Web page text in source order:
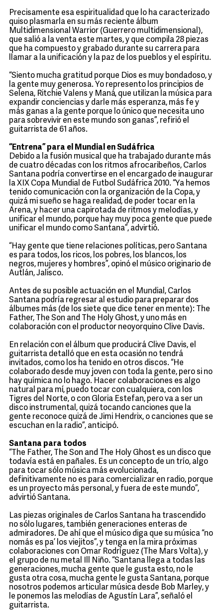
Precisamente esa espiritualidad que lo ha caracterizado
quiso plasmarla en su más reciente álbum
Multidimensional Warrior (Guerrero multidimensional),
que salió a la venta este martes, y que compila 28 piezas
que ha compuesto y grabado durante su carrera para
llamar a la unificación y la paz de los pueblos y el espíritu.
“Siento mucha gratitud porque Dios es muy bondadoso, y
la gente muy generosa. Yo represento los principios de
Selena, Ritchie Valens y Maná, que utilizan la música para
expandir conciencias y darle más esperanza, más fe y
más ganas a la gente porque lo único que necesita uno
para sobrevivir en este mundo son ganas”, refirió el
guitarrista de 61 años.
“Entrena” para el Mundial en Sudáfrica
Debido a la fusión musical que ha trabajado durante más
de cuatro décadas con los ritmos afrocaribeños, Carlos
Santana podría convertirse en el encargado de inaugurar
la XIX Copa Mundial de Futbol Sudáfrica 2010. “Ya hemos
tenido comunicación con la organización de la Copa, y
quizá mi sueño se haga realidad, de poder tocar en la
Arena, y hacer una capirotada de ritmos y melodías, y
unificar el mundo, porque hay muy poca gente que puede
unificar el mundo como Santana”, advirtió.
“Hay gente que tiene relaciones políticas, pero Santana
es para todos, los ricos, los pobres, los blancos, los
negros, mujeres y hombres”, opinó el músico originario de
Autlán, Jalisco.
Antes de su posible actuación en el Mundial, Carlos
Santana podría regresar al estudio para preparar dos
álbumes más (de los siete que dice tener en mente): The
Father, The Son and The Holy Ghost, y uno más en
colaboración con el productor neoyorquino Clive Davis.
En relación con el álbum que producirá Clive Davis, el
guitarrista detalló que en esta ocasión no tendrá
invitados, como los ha tenido en otros discos. “He
colaborado desde muy joven con toda la gente, pero si no
hay química no lo hago. Hacer colaboraciones es algo
natural para mí, puedo tocar con cualquiera, con los
Tigres del Norte, o con Gloria Estefan, pero va a ser un
disco instrumental, quizá tocando canciones que la
gente reconoce quizá de Jimi Hendrix, o canciones que se
escuchan en la radio”, anticipó.
Santana para todos
“The Father, The Son and The Holy Ghost es un disco que
todavía está en pañales. Es un concepto de un trío, algo
para tocar sólo música más evolucionada,
definitivamente no es para comercializar en radio, porque
es un proyecto más personal, y fuera de este mundo”,
advirtió Santana.
Las piezas originales de Carlos Santana ha trascendido
no sólo lugares, también generaciones enteras de
admiradores. De ahí que el músico diga que su música “no
nomás es pa’ los viejitos”, y tenga en la mira próximas
colaboraciones con Omar Rodríguez (The Mars Volta), y
el grupo de nu metal Ill Niño. “Santana llega a todas las
generaciones, mucha gente que le gusta esto, no le
gusta otra cosa, mucha gente le gusta Santana, porque
nosotros podemos articular música desde Bob Marley, y
le ponemos las melodías de Agustín Lara”, señaló el
guitarrista.